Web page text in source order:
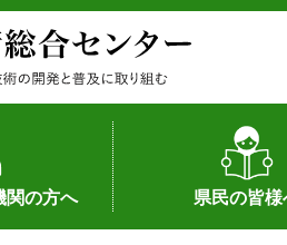
関の方へ
（特許）
（品種）
の対応
応
県民の皆様
作物や園芸に関す
畜産に関する新技術
森林林業に関する新
病害虫に関する新技
食品加工に関する新
水産に関する新技術
作物や園芸に関する
病害虫に関する豆知
畜産に関する豆知識
水産に関する豆知識
バイテク・農業環境
食品加工に関する豆
森林林業に関する豆